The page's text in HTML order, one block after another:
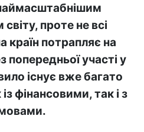
проте не всі
країн потрапляє на
попередньої участі у
існує вже багато
із фінансовими, так і з